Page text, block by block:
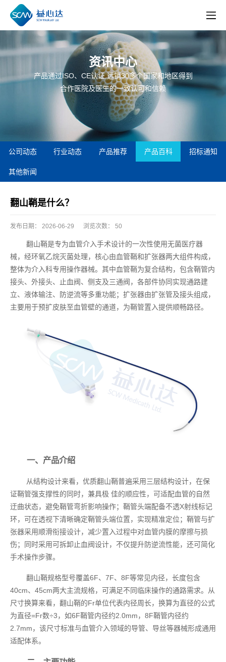
资讯中心
产品通过ISO、CE认证,远销30多个国家和地区得到
合作医院及医生的一致认可和信赖
公司动态 行业动态 产品推荐 产品百科 招标通知
其他新闻
翻山鞘是什么？
发布日期： 2026-06-29 浏览次数： 50
翻山鞘是专为血管介入手术设计的一次性使用无菌医疗器
械，经环氧乙烷灭菌处理，核心由血管鞘和扩张器两大组件构成，
整体为介入科专用操作器械。其中血管鞘为复合结构，包含鞘管内
接头、外接头、止血阀、侧支及三通阀，各部件协同实现通路建
立、液体输注、防逆流等多重功能；扩张器由扩张管及接头组成，
主要用于预扩皮肤至血管壁的通道，为鞘管置入提供顺畅路径。
一、产品介绍
从结构设计来看，优质翻山鞘普遍采用三层结构设计，在保
证鞘管强支撑性的同时，兼具极 佳的顺应性，可适配血管的自然
迂曲状态，避免鞘管弯折影响操作；鞘管头端配备不透X射线标记
环，可在透视下清晰确定鞘管头端位置，实现精准定位；鞘管与扩
张器采用顺滑衔接设计，减少置入过程中对血管内膜的摩擦与损
伤；同时采用可拆卸止血阀设计，不仅提升防逆流性能，还可简化
手术操作步骤。
翻山鞘规格型号覆盖6F、7F、8F等常见内径，长度包含
40cm、45cm两大主流规格，可满足不同临床操作的通路需求。从
尺寸换算来看，翻山鞘的Fr单位代表内径周长，换算为直径的公式
为直径=Fr数÷3，如6F鞘管内径约2.0mm，8F鞘管内径约
2.7mm，该尺寸标准与血管介入领域的导管、导丝等器械形成通用
适配体系。